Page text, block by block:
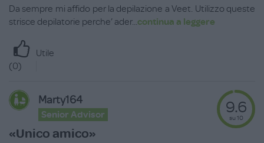
Da sempre mi affido per la depilazione a Veet. Utilizzo queste
strisce depilatorie perche’ ader...continua a leggere
Utile
(0)
Marty164
Senior Advisor
«Unico amico»
9.6
su 10